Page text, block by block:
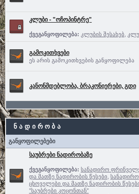
კლუბი - "ოჩოპინტრე"
ქვეგანყოფილება: კლუბის შესახებ
გამოკითხვები
ეს არის გამოკითხვების განყოფილება
კანონმდებლობა, ბრაკონიერები, გდი
ნ ა დ ი რ ო ბ ა
განყოფილებები
საუბრები ნადირობაზე
ქვეგანყოფილება: სანადირო
და მათზე ნადირობის წესები სანადირო
ცხოველები და მათზე ნადირობის
”საუბრები კოცონთან”